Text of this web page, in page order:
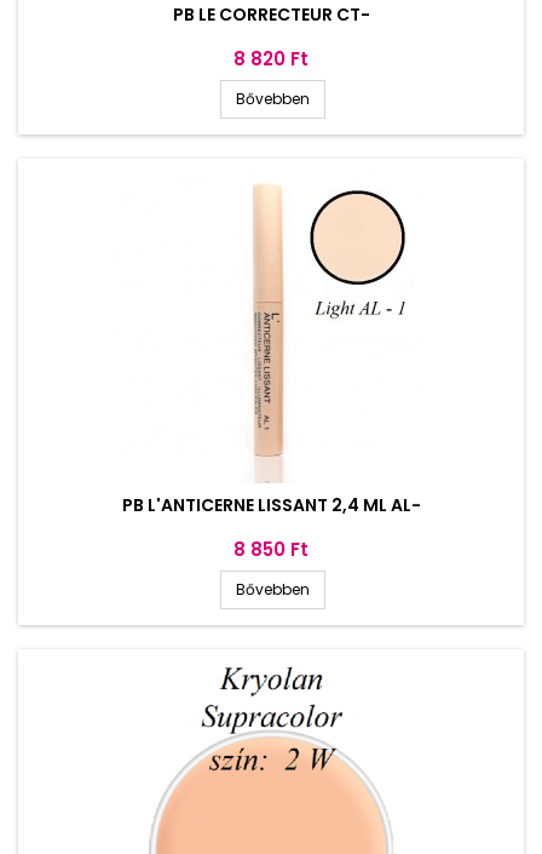
PB LE CORRECTEUR CT-
Ár
8 820 Ft
Bővebben
PB L'ANTICERNE LISSANT 2,4 ML AL-
Ár
8 850 Ft
Bővebben